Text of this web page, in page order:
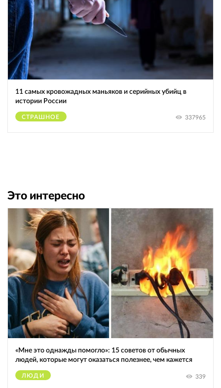
11 самых кровожадных маньяков и серийных убийц в
истории России
СТРАШНОЕ 337965
Это интересно
«Мне это однажды помогло»: 15 советов от обычных
людей, которые могут оказаться полезнее, чем кажется
ЛЮДИ 339